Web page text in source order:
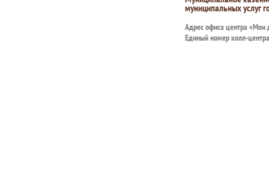
муниципальных услуг
Адрес офиса центра «Мои
Единый номер колл-